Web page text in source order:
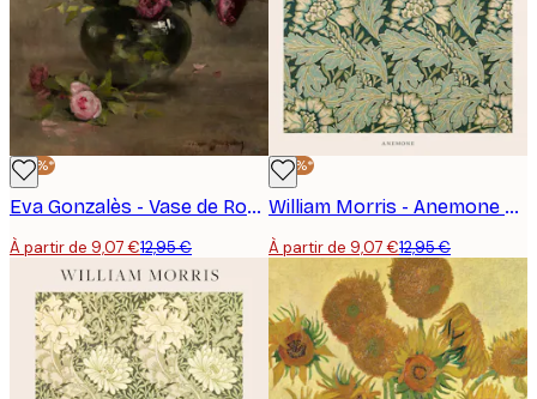
-30%*
Eva Gonzalès - Vase de Roses Affiche
À partir de 9,07 €12,95 €
-30%*
William Morris - Anemone Poster
À partir de 9,07 €12,95 €